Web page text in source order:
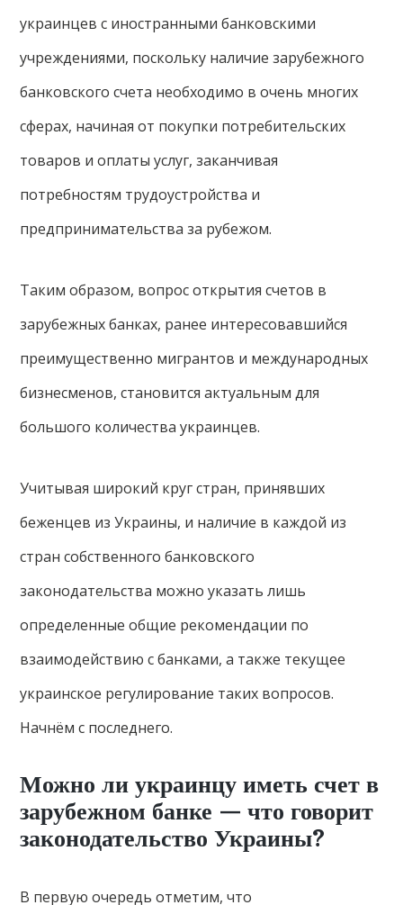
украинцев с иностранными банковскими
учреждениями, поскольку наличие зарубежного
банковского счета необходимо в очень многих
сферах, начиная от покупки потребительских
товаров и оплаты услуг, заканчивая
потребностям трудоустройства и
предпринимательства за рубежом.
Таким образом, вопрос открытия счетов в
зарубежных банках, ранее интересовавшийся
преимущественно мигрантов и международных
бизнесменов, становится актуальным для
большого количества украинцев.
Учитывая широкий круг стран, принявших
беженцев из Украины, и наличие в каждой из
стран собственного банковского
законодательства можно указать лишь
определенные общие рекомендации по
взаимодействию с банками, а также текущее
украинское регулирование таких вопросов.
Начнём с последнего.
Можно ли украинцу иметь счет в
зарубежном банке — что говорит
законодательство Украины?
В первую очередь отметим, что